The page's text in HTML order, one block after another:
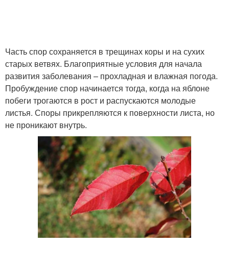
Часть спор сохраняется в трещинах коры и на сухих
старых ветвях. Благоприятные условия для начала
развития заболевания – прохладная и влажная погода.
Пробуждение спор начинается тогда, когда на яблоне
побеги трогаются в рост и распускаются молодые
листья. Споры прикрепляются к поверхности листа, но
не проникают внутрь.